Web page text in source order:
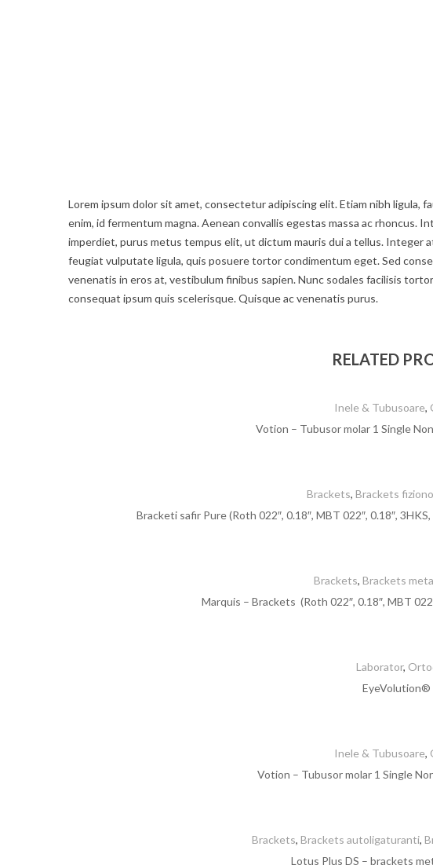
Lorem ipsum dolor sit amet, consectetur adipiscing elit. Etiam nibh ligula,
enim, id fermentum magna. Aenean convallis egestas massa ac rhoncus.
imperdiet, purus metus tempus elit, ut dictum mauris dui a tellus. Integer
feugiat vulputate ligula, quis posuere tortor condimentum eget. Sed
venenatis in eros at, vestibulum finibus sapien. Nunc sodales facilisis
consequat ipsum quis scelerisque. Quisque ac venenatis purus.
RELATED
Inele & Tubusoare,
Votion – Tubusor molar 1 Single
Brackets, Brackets
Bracketi safir Pure (Roth 022″, 0.18″, MBT 022″, 0.18″,
Brackets, Brackets
Marquis – Brackets (Roth 022″, 0.18″, MBT
Laborator,
EyeVolution®
Inele & Tubusoare,
Votion – Tubusor molar 1 Single
Brackets, Brackets autoligaturanti,
Lotus Plus DS – brackets